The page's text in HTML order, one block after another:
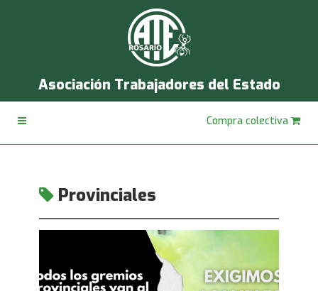
Asociación Trabajadores del Estado
Compra colectiva
Provinciales